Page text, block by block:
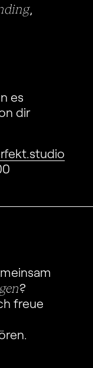
,
es
dir
?
freue